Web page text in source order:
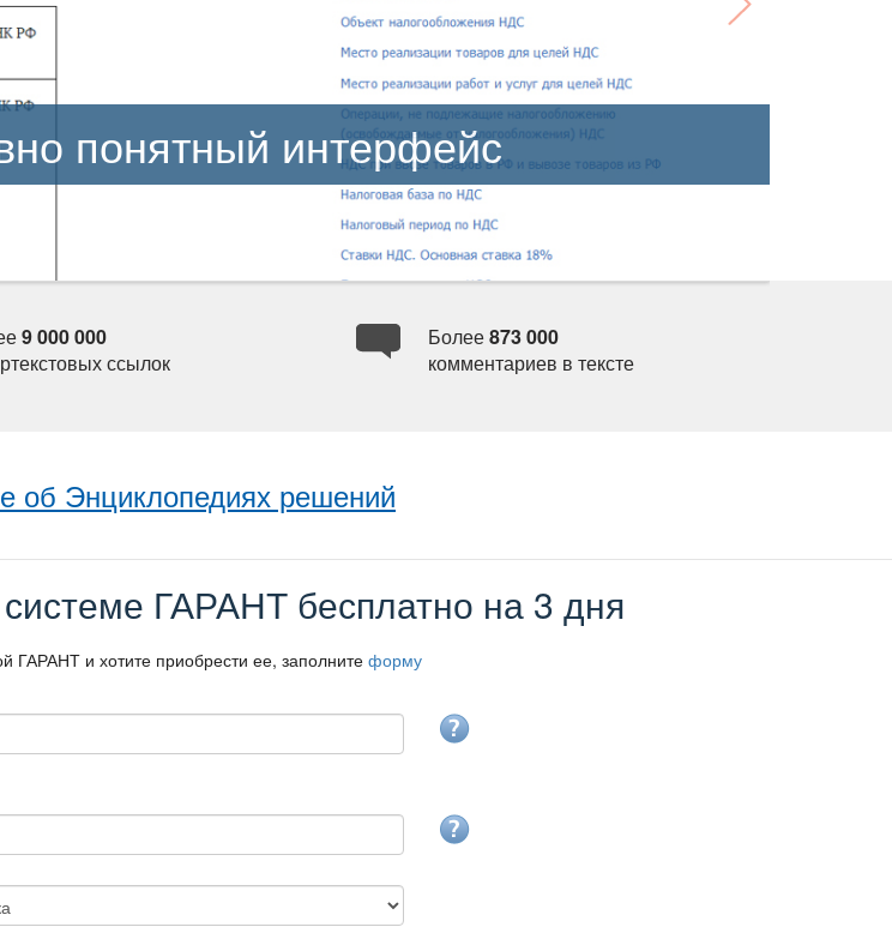
понятный интерфейс
9 000 000
ссылок
Более873 000
комментариев в тексте
об Энциклопедиях решений
ГАРАНТ бесплатно на 3 дня
ГАРАНТ и хотите приобрести ее, заполнитеформу